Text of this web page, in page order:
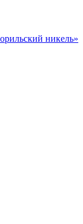
никель»